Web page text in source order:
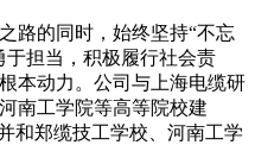
路的同时，始终坚持“不忘
于担当，积极履行社会责
本动力。公司与上海电缆研
南工学院等高等院校建
和郑缆技工学校、河南工学